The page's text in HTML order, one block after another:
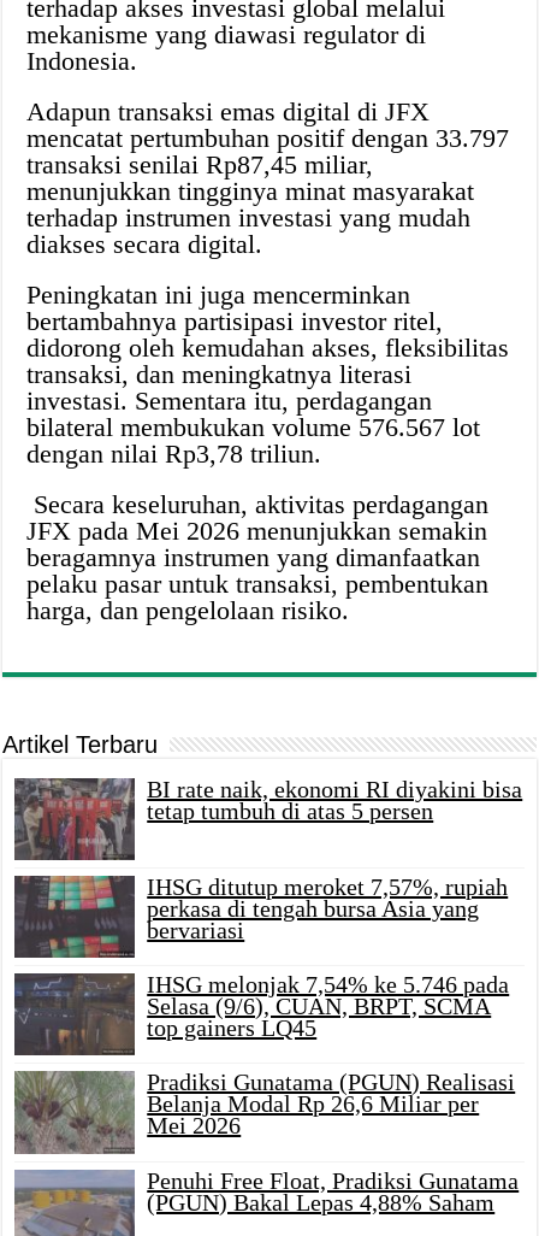
terhadap akses investasi global melalui
mekanisme yang diawasi regulator di
Indonesia.
Adapun transaksi emas digital di JFX
mencatat pertumbuhan positif dengan 33.797
transaksi senilai Rp87,45 miliar,
menunjukkan tingginya minat masyarakat
terhadap instrumen investasi yang mudah
diakses secara digital.
Peningkatan ini juga mencerminkan
bertambahnya partisipasi investor ritel,
didorong oleh kemudahan akses, fleksibilitas
transaksi, dan meningkatnya literasi
investasi. Sementara itu, perdagangan
bilateral membukukan volume 576.567 lot
dengan nilai Rp3,78 triliun.
Secara keseluruhan, aktivitas perdagangan
JFX pada Mei 2026 menunjukkan semakin
beragamnya instrumen yang dimanfaatkan
pelaku pasar untuk transaksi, pembentukan
harga, dan pengelolaan risiko.
Artikel Terbaru
BI rate naik, ekonomi RI diyakini bisa
tetap tumbuh di atas 5 persen
IHSG ditutup meroket 7,57%, rupiah
perkasa di tengah bursa Asia yang
bervariasi
IHSG melonjak 7,54% ke 5.746 pada
Selasa (9/6), CUAN, BRPT, SCMA
top gainers LQ45
Pradiksi Gunatama (PGUN) Realisasi
Belanja Modal Rp 26,6 Miliar per
Mei 2026
Penuhi Free Float, Pradiksi Gunatama
(PGUN) Bakal Lepas 4,88% Saham